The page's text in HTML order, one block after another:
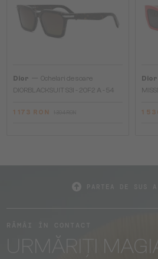
Dior
Ochelari de soare
DIORBLACKSUIT S3I - 20F2 A - 54
1 173 RON
Dior
1
URMĂRIȚI